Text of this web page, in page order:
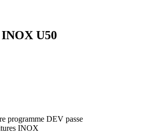
U50
programme DEV passe
INOX